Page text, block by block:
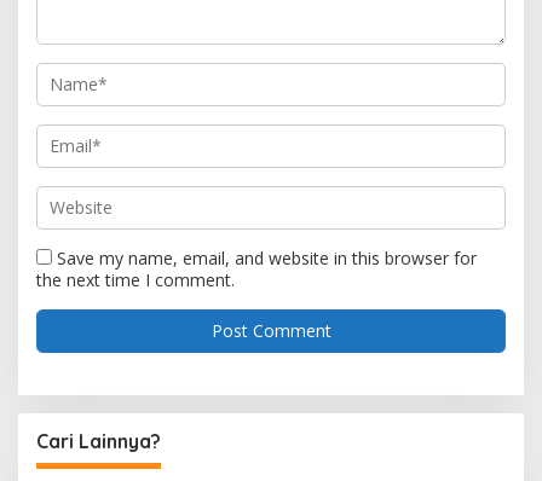
Save my name, email, and website in this browser for
the next time I comment.
Cari Lainnya?